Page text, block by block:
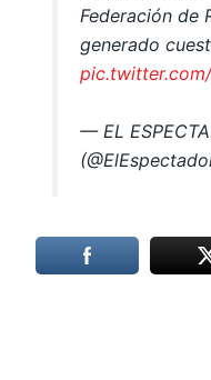
Federación de
generado
— EL